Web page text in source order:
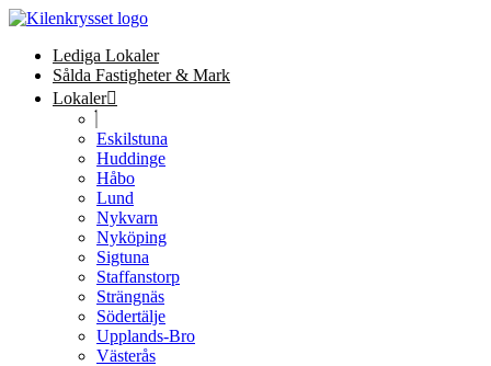
Lediga Lokaler
Sålda Fastigheter & Mark
Lokaler
Eskilstuna
Huddinge
Håbo
Lund
Nykvarn
Nyköping
Sigtuna
Staffanstorp
Strängnäs
Södertälje
Upplands-Bro
Västerås